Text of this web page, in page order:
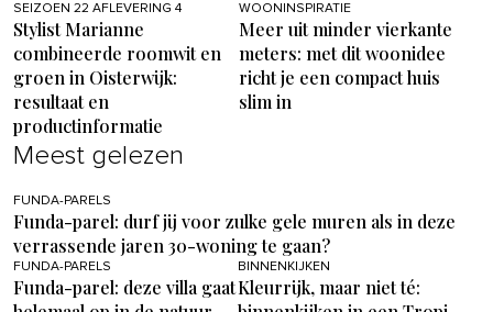
SEIZOEN 22 AFLEVERING 4
Stylist Marianne
combineerde roomwit en
groen in Oisterwijk:
resultaat en
productinformatie
WOONINSPIRATIE
Meer uit minder vierkante
meters: met dit woonidee
richt je een compact huis
slim in
Meest gelezen
FUNDA-PARELS
Funda-parel: durf jij voor zulke gele muren als in deze
verrassende jaren 30-woning te gaan?
FUNDA-PARELS
Funda-parel: deze villa gaat
BINNENKIJKEN
Kleurrijk, maar niet té: